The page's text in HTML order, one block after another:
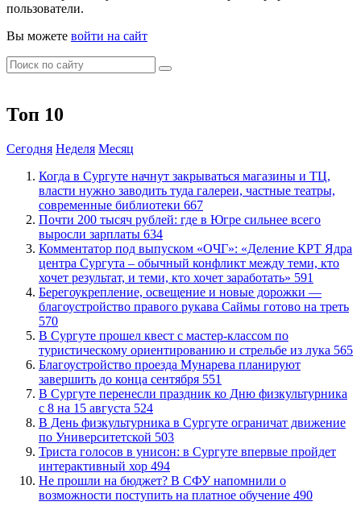
пользователи.
Вы можете войти на сайт
Топ 10
Сегодня Неделя Месяц
​Когда в Сургуте начнут закрываться магазины и ТЦ,
власти нужно заводить туда галереи, частные театры,
современные библиотеки 667
​Почти 200 тысяч рублей: где в Югре сильнее всего
выросли зарплаты 634
​Комментатор под выпуском «ОЧГ»: «Деление КРТ Ядра
центра Сургута – обычный конфликт между теми, кто
хочет результат, и теми, кто хочет заработать» 591
Берегоукрепление, освещение и новые дорожки —
благоустройство правого рукава Саймы готово на треть
570
В Сургуте прошел квест с мастер-классом по
туристическому ориентированию и стрельбе из лука 565
Благоустройство проезда Мунарева планируют
завершить до конца сентября 551
​В Сургуте перенесли праздник ко Дню физкультурника
с 8 на 15 августа 524
​В День физкультурника в Сургуте ограничат движение
по Университетской 503
​Триста голосов в унисон: в Сургуте впервые пройдет
интерактивный хор 494
Не прошли на бюджет? В СФУ напомнили о
возможности поступить на платное обучение 490